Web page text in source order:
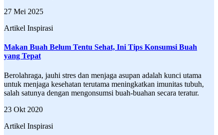
27 Mei 2025
Artikel Inspirasi
Makan Buah Belum Tentu Sehat, Ini Tips Konsumsi Buah
yang Tepat
Berolahraga, jauhi stres dan menjaga asupan adalah kunci utama
untuk menjaga kesehatan terutama meningkatkan imunitas tubuh,
salah satunya dengan mengonsumsi buah-buahan secara teratur.
23 Okt 2020
Artikel Inspirasi